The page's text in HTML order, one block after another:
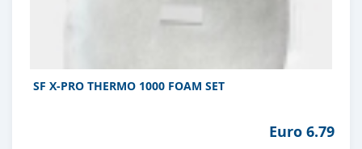
SF X-PRO THERMO 1000 FOAM SET
Euro 6.79